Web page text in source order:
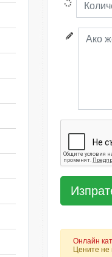
Онлайн
Цените